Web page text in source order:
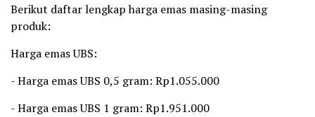
‎Berikut daftar lengkap harga emas masing-masing
produk:
‎Harga emas UBS:
‎- Harga emas UBS 0,5 gram: Rp1.055.000
‎- Harga emas UBS 1 gram: Rp1.951.000